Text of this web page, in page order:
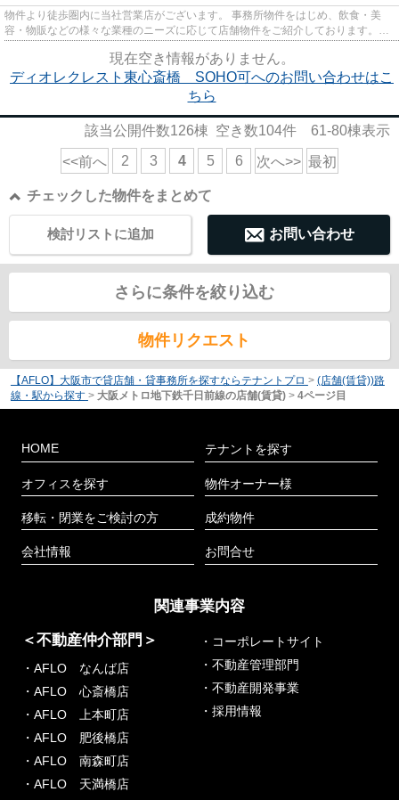
物件より徒歩圏内に当社営業店がございます。 事務所物件をはじめ、飲食・美
容・物販などの様々な業種のニーズに応じて店舗物件をご紹介しております。
尚、弊社ではおとり広告は一切...
現在空き情報がありません。
ディオレクレスト東心斎橋 SOHO可へのお問い合わせはこ
ちら
該当公開件数126棟 空き数104件 61-80棟表示
<<前へ 2 3 4 5 6 次へ>> 最初
チェックした物件をまとめて
お問い合わせ
検討リストに追加
さらに条件を絞り込む
物件リクエスト
【AFLO】大阪市で貸店舗・貸事務所を探すならテナントプロ > (店舗(賃貸))路
線・駅から探す > 大阪メトロ地下鉄千日前線の店舗(賃貸) > 4ページ目
HOME
オフィスを探す
移転・閉業をご検討の方
会社情報
テナントを探す
物件オーナー様
成約物件
お問合せ
関連事業内容
＜不動産仲介部門＞
・AFLO なんば店
・AFLO 心斎橋店
・AFLO 上本町店
・AFLO 肥後橋店
・AFLO 南森町店
・AFLO 天満橋店
・コーポレートサイト
・不動産管理部門
・不動産開発事業
・採用情報